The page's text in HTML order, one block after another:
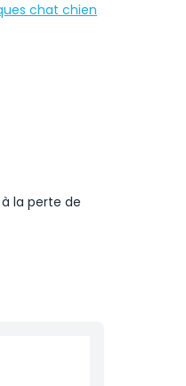
chat chien
la perte de